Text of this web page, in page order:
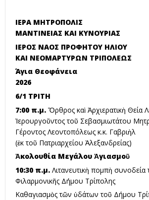
ΙΕΡΑ ΜΗΤΡΟΠΟΛΙΣ
ΜΑΝΤΙΝΕΙΑΣ ΚΑΙ ΚΥΝΟΥΡΙΑΣ
ΙΕΡΟΣ ΝΑΟΣ ΠΡΟΦΗΤΟΥ ΗΛΙΟΥ
ΚΑΙ ΝΕΟΜΑΡΤΥΡΩΝ ΤΡΙΠΟΛΕΩΣ
Άγια Θεοφάνεια
2026
6/1 ΤΡΙΤΗ
7:00 π.μ. Ὄρθρος καὶ Ἀρχιερατικὴ Θεία
Ἱερουργοῦντος τοῦ Σεβασμιωτάτου
Γέροντος Λεοντοπόλεως κ.κ. Γαβριὴλ
(ἐκ τοῦ Πατριαρχείου Ἀλεξανδρείας)
Ἀκολουθία Μεγάλου Ἁγιασμοῦ
10:30 π.μ. Λιτανευτικὴ πομπὴ συνοδεία
Φιλαρμονικῆς Δήμου Τρίπολης
Καθαγιασμὸς τῶν ὑδάτων τοῦ Δήμου